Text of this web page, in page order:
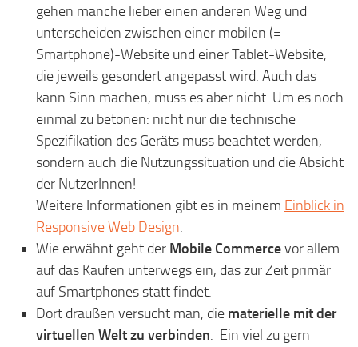
gehen manche lieber einen anderen Weg und
unterscheiden zwischen einer mobilen (=
Smartphone)-Website und einer Tablet-Website,
die jeweils gesondert angepasst wird. Auch das
kann Sinn machen, muss es aber nicht. Um es noch
einmal zu betonen: nicht nur die technische
Spezifikation des Geräts muss beachtet werden,
sondern auch die Nutzungssituation und die Absicht
der NutzerInnen!
Weitere Informationen gibt es in meinem Einblick in
Responsive Web Design.
Wie erwähnt geht der Mobile Commercevor allem
auf das Kaufen unterwegs ein, das zur Zeit primär
auf Smartphones statt findet.
Dort draußen versucht man, die materielle mit der
virtuellen Welt zu verbinden. Ein viel zu gern